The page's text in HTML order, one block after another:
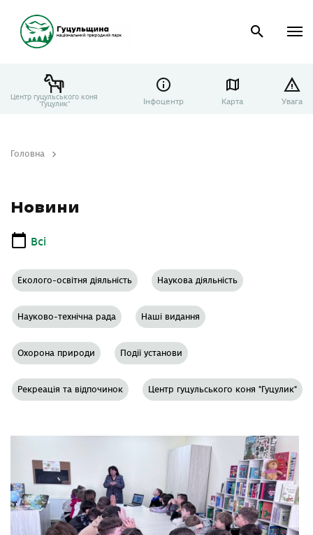
Центр гуцульського коня
"Гуцулик"
Інфоцентр Карта Увага
Головна
Новини
Всі
Еколого-освітня діяльність Наукова діяльність
Науково-технічна рада Наші видання
Охорона природи Події установи
Рекреація та відпочинок Центр гуцульського коня "Гуцулик"